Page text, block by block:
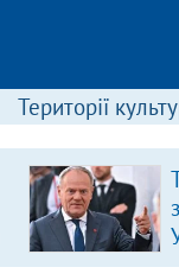
Території